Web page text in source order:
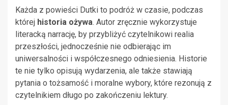
Każda z powieści Dutki to podróż w czasie, podczas
której historia ożywa. Autor zręcznie wykorzystuje
literacką narrację, by przybliżyć czytelnikowi realia
przeszłości, jednocześnie nie odbierając im
uniwersalności i współczesnego odniesienia. Historie
te nie tylko opisują wydarzenia, ale także stawiają
pytania o tożsamość i moralne wybory, które rezonują z
czytelnikiem długo po zakończeniu lektury.